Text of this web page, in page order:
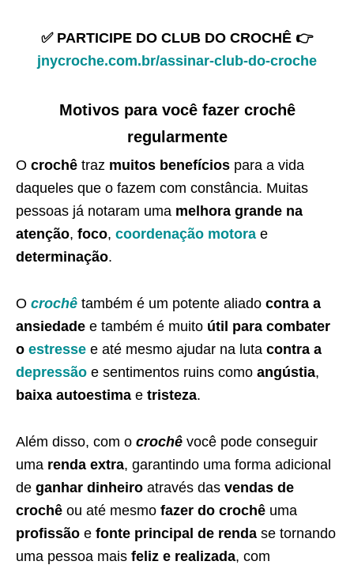
✅ PARTICIPE DO CLUB DO CROCHÊ 👉
jnycroche.com.br/assinar-club-do-croche
Motivos para você fazer crochê
regularmente
O crochê traz muitos benefícios para a vida
daqueles que o fazem com constância. Muitas
pessoas já notaram uma melhora grande na
atenção, foco, coordenação motora e
determinação.
O crochê também é um potente aliado contra a
ansiedade e também é muito útil para combater
o estresse e até mesmo ajudar na luta contra a
depressão e sentimentos ruins como angústia,
baixa autoestima e tristeza.
Além disso, com o crochê você pode conseguir
uma renda extra, garantindo uma forma adicional
de ganhar dinheiro através das vendas de
crochê ou até mesmo fazer do crochê uma
profissão e fonte principal de renda se tornando
uma pessoa mais feliz e realizada, com